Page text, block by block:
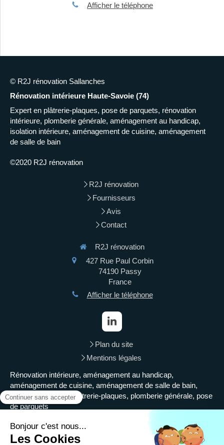
Afficher le téléphone
© R2J rénovation Sallanches
Rénovation intérieure Haute-Savoie (74)
Expert en plâtrerie-plaques, pose de parquets, rénovation
intérieure, plomberie générale, aménagement au handicap,
isolation intérieure, aménagement de cuisine, aménagement
de salle de bain
©2020 R2J rénovation
R2J rénovation
Fournisseurs
Avis
Contact
R2J rénovation
427 Rue Paul Corbin
74190 Passy
France
Afficher le téléphone
Plan du site
Mentions légales
Rénovation intérieure, aménagement au handicap,
aménagement de cuisine, aménagement de salle de bain,
isolation intérieure, plâtrerie-plaques, plomberie générale, pose
de parquets
Demander un devis